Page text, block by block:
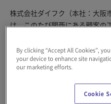
株式会社ダイフク（本社：大阪
は、このたび関西にある顧客の
業社員３名と関西の事業所に従
それぞれ新型コロナウイルスに
した。
発熱により7月14日（水）に
の社員２名は、同日、新型コロ
By clicking “Accept All Cookies”,
your device to enhance site
our marketing efforts.
Cookie